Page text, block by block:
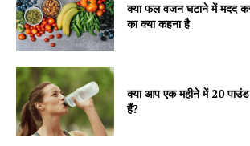
क्या फल वजन घटाने में मदद
का क्या कहना है
क्या आप एक महीने में 20
हैं?